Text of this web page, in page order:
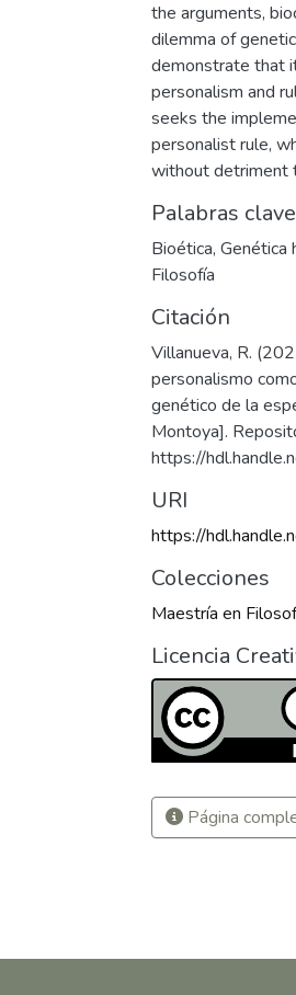
the arguments,
dilemma of
demonstrate that
personalism and
seeks the
personalist rule,
without detriment
Palabras clave
Bioética, Genética
Filosofía
Citación
Villanueva, R.
personalismo
genético de la
Montoya].
https://
URI
https://
Colecciones
Maestría en
Licencia
Página